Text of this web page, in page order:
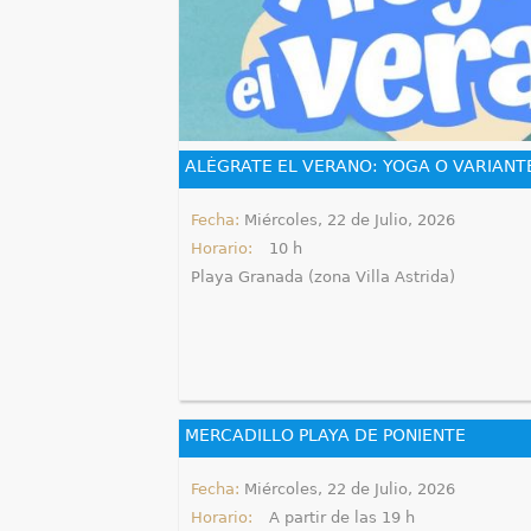
í
ALÉGRATE EL VERANO: YOGA O
Fecha: Miércoles, 22 de Julio, 2026
Horario:
10 h
Playa Granada (zona Villa Astrida)
MERCADILLO PLAYA DE PONIENTE
Fecha: Miércoles, 22 de Julio, 2026
Horario:
A partir de las 19 h